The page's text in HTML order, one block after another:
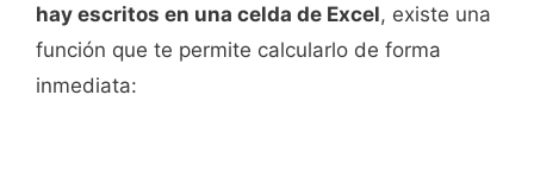
hay escritos en una celda de Excel, existe una
función que te permite calcularlo de forma
inmediata: